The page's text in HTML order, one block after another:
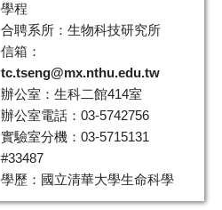
學程
合聘系所：生物科技研究所
信箱：
tc.tseng@mx.nthu.edu.tw
辦公室：生科二館414室
辦公室電話：03-5742756
實驗室分機：03-5715131
#33487
學歷：國立清華大學生命科學
系博士